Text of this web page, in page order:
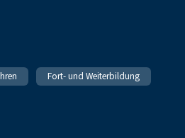
Fort- und Weiterbildung